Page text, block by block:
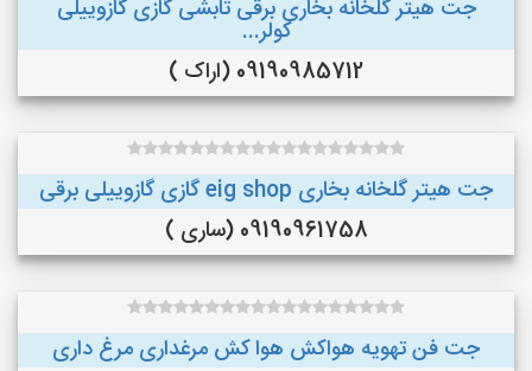
جت هیتر گلخانه بخاری برقی تابشی گازی گازوییلی
کولر...
09190985712 (اراک )
جت هیتر گلخانه بخاری eig shop گازی گازوییلی برقی
09190961758 (ساری )
جت فن تهویه هواکش هوا کش مرغداری مرغ داری